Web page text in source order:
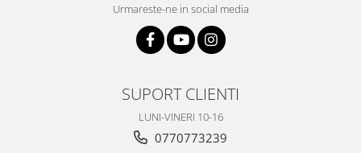
Urmareste-ne in social media
SUPORT CLIENTI
LUNI-VINERI 10-16
0770773239